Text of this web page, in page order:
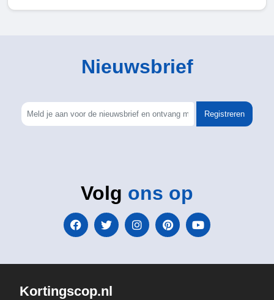
Nieuwsbrief
Registreren
Volg ons op
Kortingscop.nl